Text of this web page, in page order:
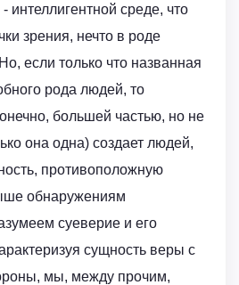
интеллигентной среде, что
зрения, нечто в роде
если только что названная
рода людей, то
большей частью, но не
она одна) создает людей,
противоположную
обнаружениям
суеверие и его
сущность веры с
мы, между прочим,